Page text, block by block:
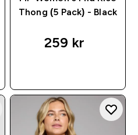
Thong (5 Pack) - Black
259 kr‎